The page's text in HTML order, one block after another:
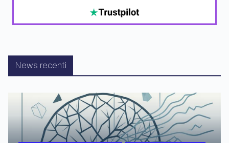
News recenti